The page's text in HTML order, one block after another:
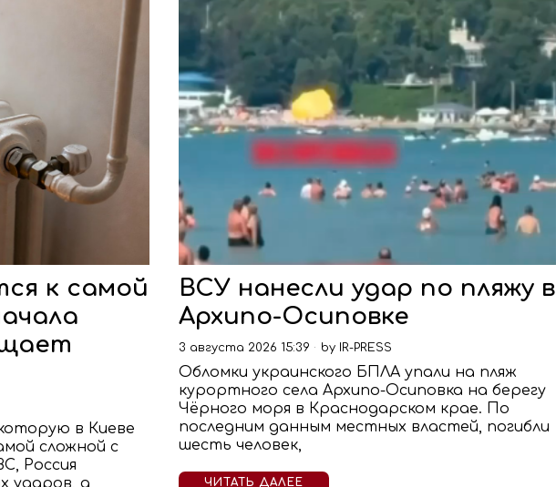
к самой
в Киеве
сложной с
Россия
ударов, а
ВСУ нанесли удар по пляжу в
Архипо-Осиповке
3 августа 2026 15:39 by IR-PRESS
Обломки украинского БПЛА упали на пляж
курортного села Архипо-Осиповка на берегу
Чёрного моря в Краснодарском крае. По
последним данным местных властей, погибли
шесть человек,
ЧИТАТЬ ДАЛЕЕ